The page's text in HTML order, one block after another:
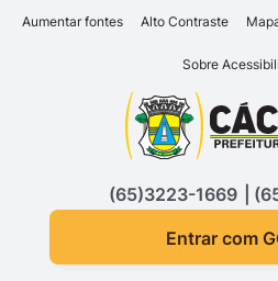
Seção de
Ir para o conteúdo [alt+1]
Ir para o rodapé [alt+4]
Aumentar fontes Alto Contraste
Sobre
Seção do
(65)3223-1669
Entrar com